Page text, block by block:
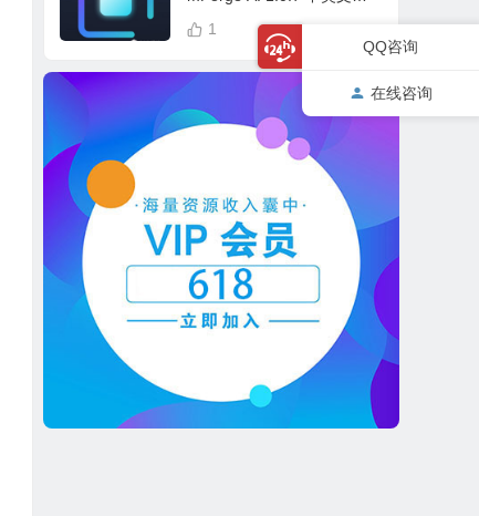
语言 Win 本地离线运行
1
QQ咨询
在线咨询